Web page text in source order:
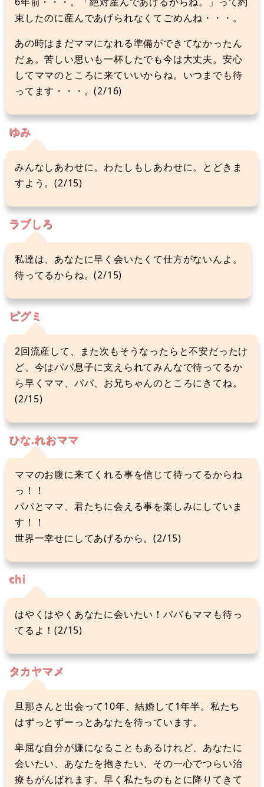
束したのに産んであげられなくてごめんね・・・。
あの時はまだママになれる準備ができてなかったん
だぁ。苦しい思いも一杯したでも今は大丈夫。安心
してママのところに来ていいからね。いつまでも待
ってます・・・。(2/16)
ゆみ
みんなしあわせに。わたしもしあわせに。とどきま
すよう。(2/15)
ラブしろ
私達は、あなたに早く会いたくて仕方がないんよ。
待ってるからね。(2/15)
ピグミ
2回流産して、また次もそうなったらと不安だったけ
ど、今はパパ息子に支えられてみんなで待ってるか
ら早くママ、パパ、お兄ちゃんのところにきてね。
(2/15)
ひな.れおママ
ママのお腹に来てくれる事を信じて待ってるからね
っ！！
パパとママ、君たちに会える事を楽しみにしていま
す！！
世界一幸せにしてあげるから。(2/15)
chi
はやくはやくあなたに会いたい！パパもママも待っ
てるよ！(2/15)
タカヤマメ
旦那さんと出会って10年、結婚して1年半。私たち
はずっとずーっとあなたを待っています。
卑屈な自分が嫌になることもあるけれど、あなたに
会いたい、あなたを抱きたい、その一心でつらい治
療もがんばれます。早く私たちのもとに降りてきて